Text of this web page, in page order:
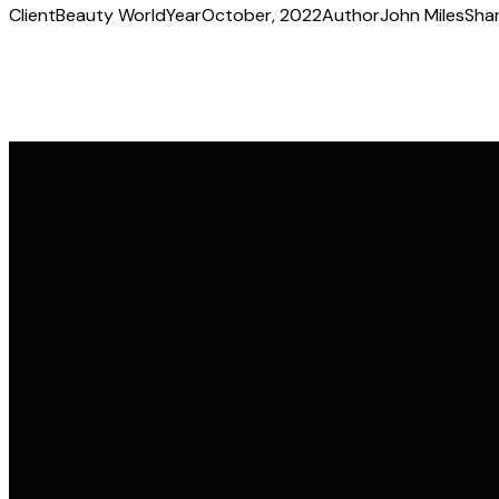
ClientBeauty WorldYearOctober, 2022AuthorJohn Miles